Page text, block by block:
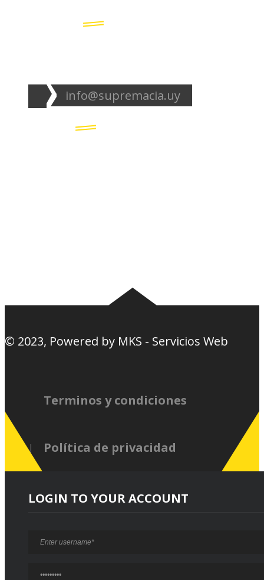
info@supremacia.uy
© 2023, Powered by MKS - Servicios Web
Terminos y condiciones
Política de privacidad
LOGIN TO YOUR ACCOUNT